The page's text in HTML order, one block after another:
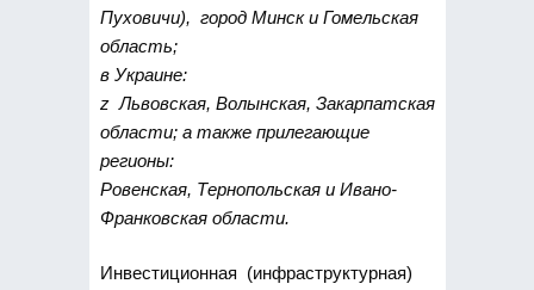
Пуховичи), город Минск и Гомельская
область;
в Украине:
z Львовская, Волынская, Закарпатская
области; а также прилегающие
регионы:
Ровенская, Тернопольская и Ивано-
Франковская области.
Инвестиционная (инфраструктурная)